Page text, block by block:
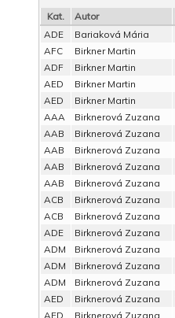
Kat. Autor
ADE
Bariaková Mária
AFC
Birkner Martin
ADF
Birkner Martin
AED
Birkner Martin
AED
Birkner Martin
AAA
Birknerová Zuzana
AAB
Birknerová Zuzana
AAB
Birknerová Zuzana
AAB
Birknerová Zuzana
AAB
Birknerová Zuzana
ACB
Birknerová Zuzana
ACB
Birknerová Zuzana
ADE
Birknerová Zuzana
ADM
Birknerová Zuzana
ADM
Birknerová Zuzana
ADM
Birknerová Zuzana
AED
Birknerová Zuzana
AED
Birknerová Zuzana